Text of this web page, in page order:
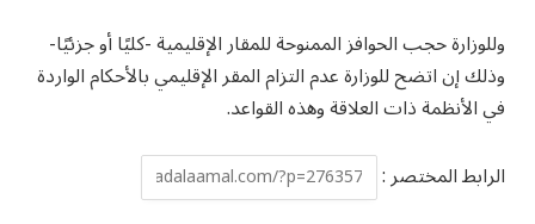
وللوزارة حجب الحوافز الممنوحة للمقار الإقليمية -كليًا أو جزئيًا-
وذلك إن اتضح للوزارة عدم التزام المقر الإقليمي بالأحكام الواردة
في الأنظمة ذات العلاقة وهذه القواعد.
الرابط المختصر :